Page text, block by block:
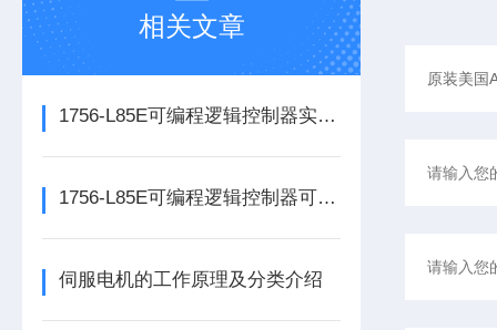
相关文章
1756-L85E可编程逻辑控制器实操应用常见问题分析及解决方法探讨
1756-L85E可编程逻辑控制器可满足多行业自动化精准控制需求
伺服电机的工作原理及分类介绍